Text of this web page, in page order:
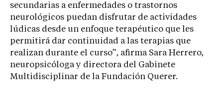
secundarias a enfermedades o trastornos
neurológicos puedan disfrutar de actividades
lúdicas desde un enfoque terapéutico que les
permitirá dar continuidad a las terapias que
realizan durante el curso”, afirma Sara Herrero,
neuropsicóloga y directora del Gabinete
Multidisciplinar de la Fundación Querer.